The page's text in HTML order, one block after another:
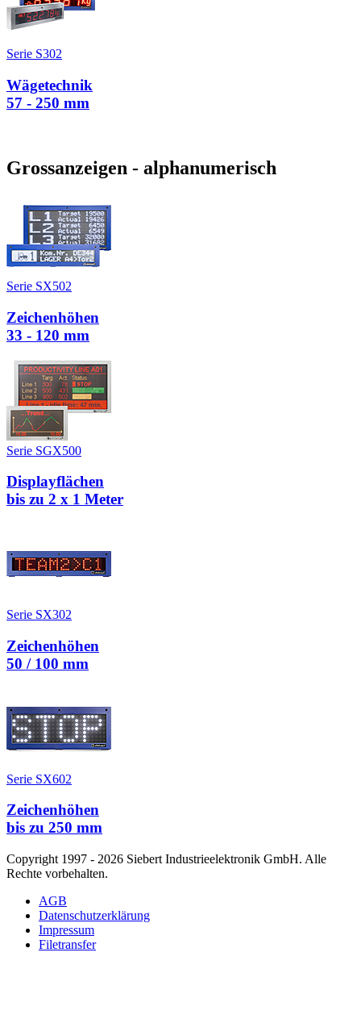
Serie S302
Wägetechnik
57 - 250 mm
Grossanzeigen - alphanumerisch
Serie SX502
Zeichenhöhen
33 - 120 mm
Serie SGX500
Displayflächen
bis zu 2 x 1 Meter
Serie SX302
Zeichenhöhen
50 / 100 mm
Serie SX602
Zeichenhöhen
bis zu 250 mm
Copyright 1997 - 2026 Siebert Industrieelektronik GmbH. Alle
Rechte vorbehalten.
AGB
Datenschutzerklärung
Impressum
Filetransfer